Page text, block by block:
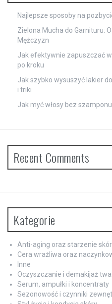
Najlepsze sposoby na
Zielona Mucha do Garnituru:
Mężczyzn
Jak efektywnie zapuszczać
po kroku
Jak szybko wysuszyć lakier
i triki
Jak myć włosy bez
Recent Comments
Kategorie
Anti-aging oraz starzenie
Cera wrażliwa oraz
Inne
Oczyszczanie i demakijaż
Serum, ampułki i koncentraty
Sezonowość i czynniki